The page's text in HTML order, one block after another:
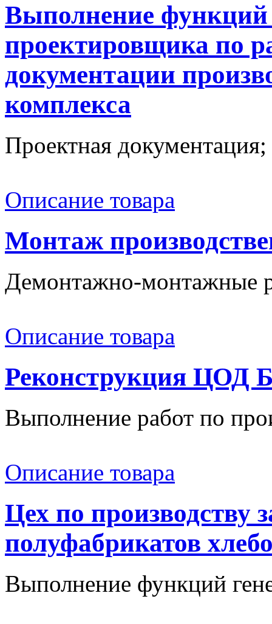
Выполнение функций
проектировщика по
документации
комплекса
Проектная
Описание товара
Монтаж
Демонтажно-монтажные
Описание товара
Реконструкция ЦОД
Выполнение работ по
Описание товара
Цех по производству
полуфабрикатов
Выполнение функций